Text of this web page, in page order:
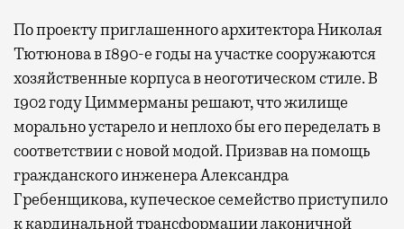
По проекту приглашенного архитектора Николая
Тютюнова в 1890-е годы на участке сооружаются
хозяйственные корпуса в неоготическом стиле. В
1902 году Циммерманы решают, что жилище
морально устарело и неплохо бы его переделать в
соответствии с новой модой. Призвав на помощь
гражданского инженера Александра
Гребенщикова, купеческое семейство приступило
к кардинальной трансформации лаконичной